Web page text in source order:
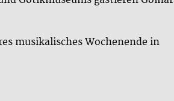
musikalisches Wochenende in